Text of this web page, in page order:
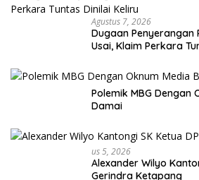
Agustus 7, 2026
Dugaan Penyerangan
Usai, Klaim Perkara
Polemik MBG Dengan
Damai
Us 5, 2026
Alexander Wilyo
Gerindra Ketapang